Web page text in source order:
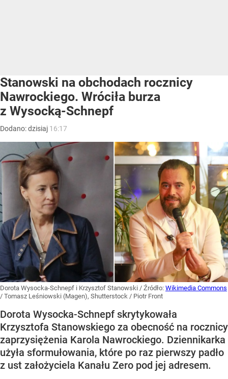
Stanowski na obchodach rocznicy
Nawrockiego. Wróciła burza
z Wysocką-Schnepf
Dodano:dzisiaj 16:17
Dorota Wysocka-Schnepf i Krzysztof Stanowski / Źródło: Wikimedia Commons
/ Tomasz Leśniowski (Magen), Shutterstock / Piotr Front
Dorota Wysocka-Schnepf skrytykowała
Krzysztofa Stanowskiego za obecność na rocznicy
zaprzysiężenia Karola Nawrockiego. Dziennikarka
użyła sformułowania, które po raz pierwszy padło
z ust założyciela Kanału Zero pod jej adresem.